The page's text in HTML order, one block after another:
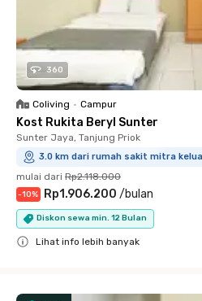
360
Coliving • Campur
Kost Rukita Beryl Sunter
Sunter Jaya, Tanjung Priok
3.0 km dari rumah sakit mitra
mulai dari Rp2.118.000
-10% Rp1.906.200 /bulan
Diskon sewa min. 12 Bulan
Lihat info lebih banyak